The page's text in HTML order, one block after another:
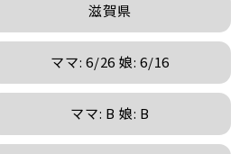
滋賀県
ママ: 6/26 娘: 6/16
ママ: B 娘: B